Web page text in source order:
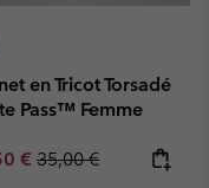
en Tricot Torsadé
Pass™ Femme
price:
€ Regular price:
35,00 €